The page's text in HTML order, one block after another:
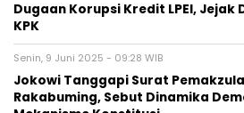
Dugaan Korupsi Kredit LPEI, Jejak
KPK
Senin, 9 Juni 2025 - 09:28 WIB
Jokowi Tanggapi Surat
Rakabuming, Sebut Dinamika